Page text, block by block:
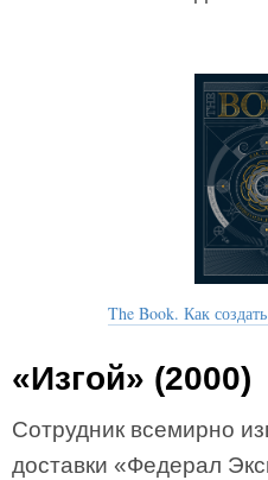
The Book. Как
«Изгой» (2000)
Сотрудник всемирно
доставки «Федерал